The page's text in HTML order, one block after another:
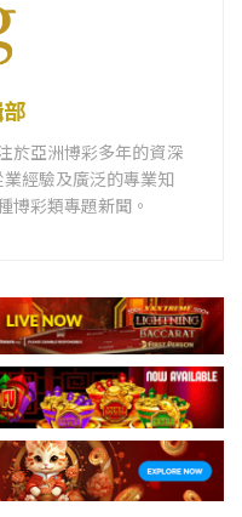
於亞洲博彩多年的資深
經驗及廣泛的專業知
博彩類專題新聞。